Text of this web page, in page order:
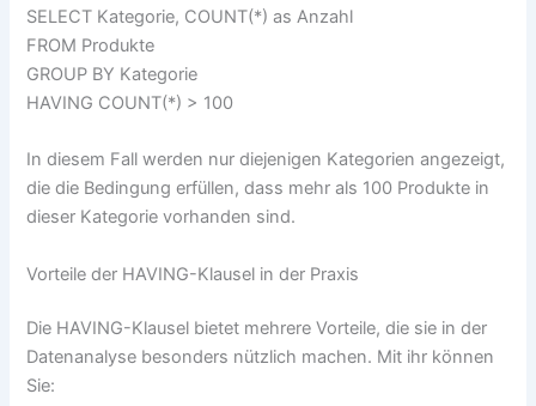
SELECT Kategorie, COUNT(*) as Anzahl
FROM Produkte
GROUP BY Kategorie
HAVING COUNT(*) > 100
In diesem Fall werden nur diejenigen Kategorien angezeigt,
die die Bedingung erfüllen, dass mehr als 100 Produkte in
dieser Kategorie vorhanden sind.
Vorteile der HAVING-Klausel in der Praxis
Die HAVING-Klausel bietet mehrere Vorteile, die sie in der
Datenanalyse besonders nützlich machen. Mit ihr können
Sie: